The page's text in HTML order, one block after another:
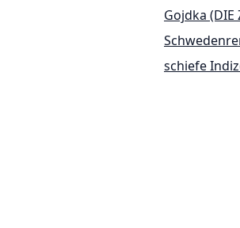
Gojdka (DIE
schiefe